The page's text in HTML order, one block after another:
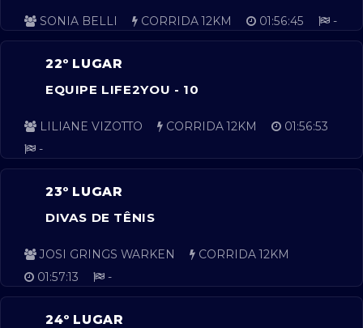
SONIA BELLI CORRIDA 12KM 01:56:45 -
22º LUGAR
EQUIPE LIFE2YOU - 10
LILIANE VIZOTTO CORRIDA 12KM
01:56:53
-
23º LUGAR
DIVAS DE TÊNIS
JOSI GRINGS WARKEN
CORRIDA 12KM
01:57:13
-
24º LUGAR